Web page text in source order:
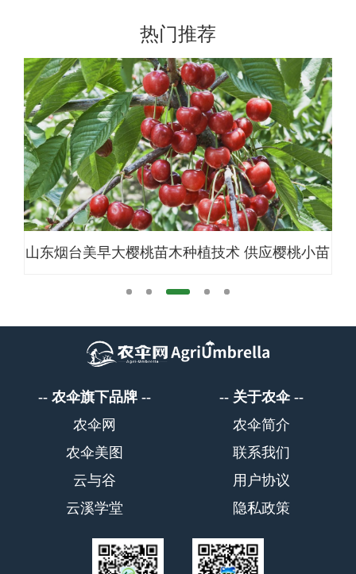
热门推荐
樱桃苗木种植技术 供应樱桃小苗多功能增氧涌浪机
农伞旗下品牌
农伞网
农伞美图
云与谷
云溪学堂
关于农伞
农伞简介
联系我们
用户协议
隐私政策